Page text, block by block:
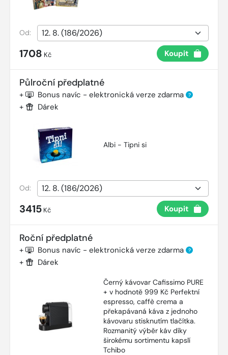
Od:
1708 Kč Koupit
Půlroční předplatné
+ Bonus navíc - elektronická verze zdarma ?
+ Dárek
Albi - Tipni si
Od:
3415 Kč Koupit
Roční předplatné
+ Bonus navíc - elektronická verze zdarma ?
+ Dárek
Černý kávovar Cafissimo PURE
+ v hodnotě 999 Kč Perfektní
espresso, caffè crema a
překapávaná káva z jednoho
kávovaru stisknutím tlačítka.
Rozmanitý výběr káv díky
širokému sortimentu kapslí
Tchibo